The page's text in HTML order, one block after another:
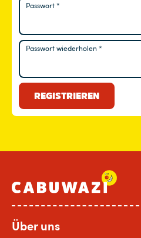
Passwort*
Passwort wiederholen *
REGISTRIEREN
Über uns